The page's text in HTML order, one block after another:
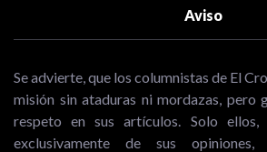
Aviso
Se advierte, que los columnistas de El
misión sin ataduras ni mordazas, pero
respeto en sus artículos. Solo ellos,
exclusivamente de sus